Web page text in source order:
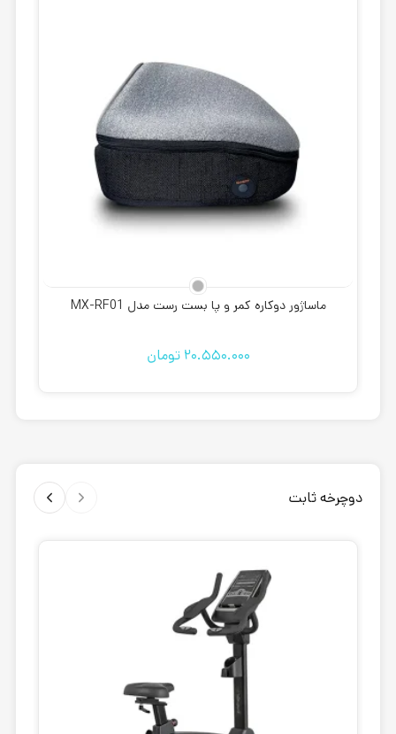
ماساژور دوکاره کمر و پا بست رست مدل MX-RF01
20.550.000 تومان
دوچرخه ثابت